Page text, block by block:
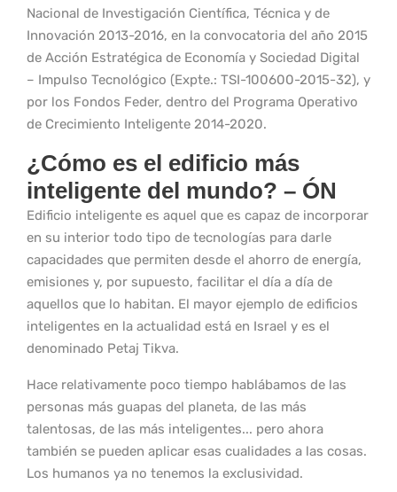
Nacional de Investigación Científica, Técnica y de
Innovación 2013-2016, en la convocatoria del año 2015
de Acción Estratégica de Economía y Sociedad Digital
– Impulso Tecnológico (Expte.: TSI-100600-2015-32), y
por los Fondos Feder, dentro del Programa Operativo
de Crecimiento Inteligente 2014-2020.
¿Cómo es el edificio más
inteligente del mundo? – ÓN
Edificio inteligente es aquel que es capaz de incorporar
en su interior todo tipo de tecnologías para darle
capacidades que permiten desde el ahorro de energía,
emisiones y, por supuesto, facilitar el día a día de
aquellos que lo habitan. El mayor ejemplo de edificios
inteligentes en la actualidad está en Israel y es el
denominado Petaj Tikva.
Hace relativamente poco tiempo hablábamos de las
personas más guapas del planeta, de las más
talentosas, de las más inteligentes... pero ahora
también se pueden aplicar esas cualidades a las cosas.
Los humanos ya no tenemos la exclusividad.